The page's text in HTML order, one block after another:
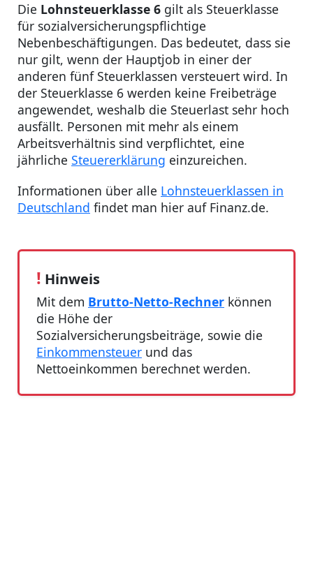
Die Lohnsteuerklasse 6 gilt als Steuerklasse
für sozialversicherungspflichtige
Nebenbeschäftigungen. Das bedeutet, dass sie
nur gilt, wenn der Hauptjob in einer der
anderen fünf Steuerklassen versteuert wird. In
der Steuerklasse 6 werden keine Freibeträge
angewendet, weshalb die Steuerlast sehr hoch
ausfällt. Personen mit mehr als einem
Arbeitsverhältnis sind verpflichtet, eine
jährliche Steuererklärung einzureichen.
Informationen über alle Lohnsteuerklassen in
Deutschland findet man hier auf Finanz.de.
! Hinweis
Mit dem Brutto-Netto-Rechner können
die Höhe der
Sozialversicherungsbeiträge, sowie die
Einkommensteuer und das
Nettoeinkommen berechnet werden.